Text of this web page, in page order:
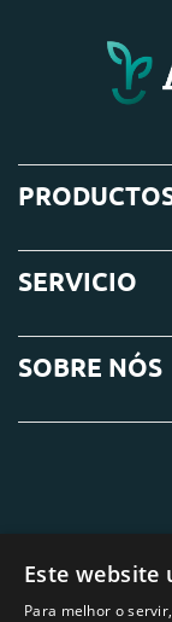
SERVICIO
SOBRE NÓS
Este website
Para melhor o